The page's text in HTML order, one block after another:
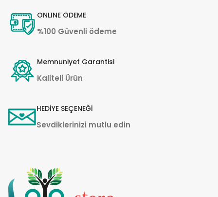
ONLINE ÖDEME
%100 Güvenli ödeme
Memnuniyet Garantisi
Kaliteli Ürün
HEDİYE SEÇENEĞİ
Sevdiklerinizi mutlu edin